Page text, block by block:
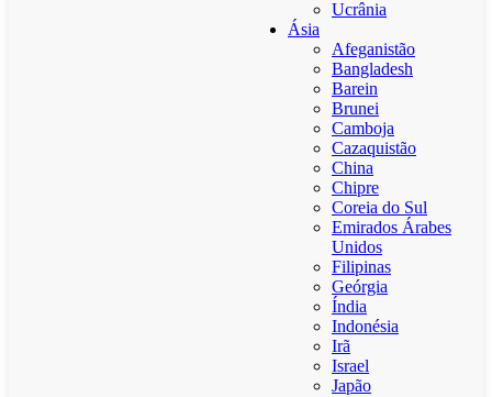
Ucrânia
Ásia
Afeganistão
Bangladesh
Barein
Brunei
Camboja
Cazaquistão
China
Chipre
Coreia do Sul
Emirados Árabes
Unidos
Filipinas
Geórgia
Índia
Indonésia
Irã
Israel
Japão